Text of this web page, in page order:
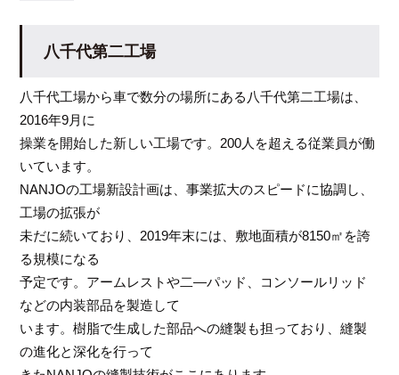
八千代第二工場
八千代工場から車で数分の場所にある八千代第二工場は、
2016年9月に
操業を開始した新しい工場です。200人を超える従業員が働
いています。
NANJOの工場新設計画は、事業拡大のスピードに協調し、
工場の拡張が
未だに続いており、2019年末には、敷地面積が8150㎡を誇
る規模になる
予定です。アームレストや二―パッド、コンソールリッド
などの内装部品を製造して
います。樹脂で生成した部品への縫製も担っており、縫製
の進化と深化を行って